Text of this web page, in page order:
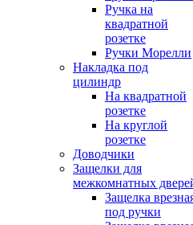
Ручка на
квадратной
розетке
Ручки Морелли
Накладка под
цилиндр
На квадратной
розетке
На круглой
розетке
Доводчики
Защелки для
межкомнатных
Защелка
под ручки